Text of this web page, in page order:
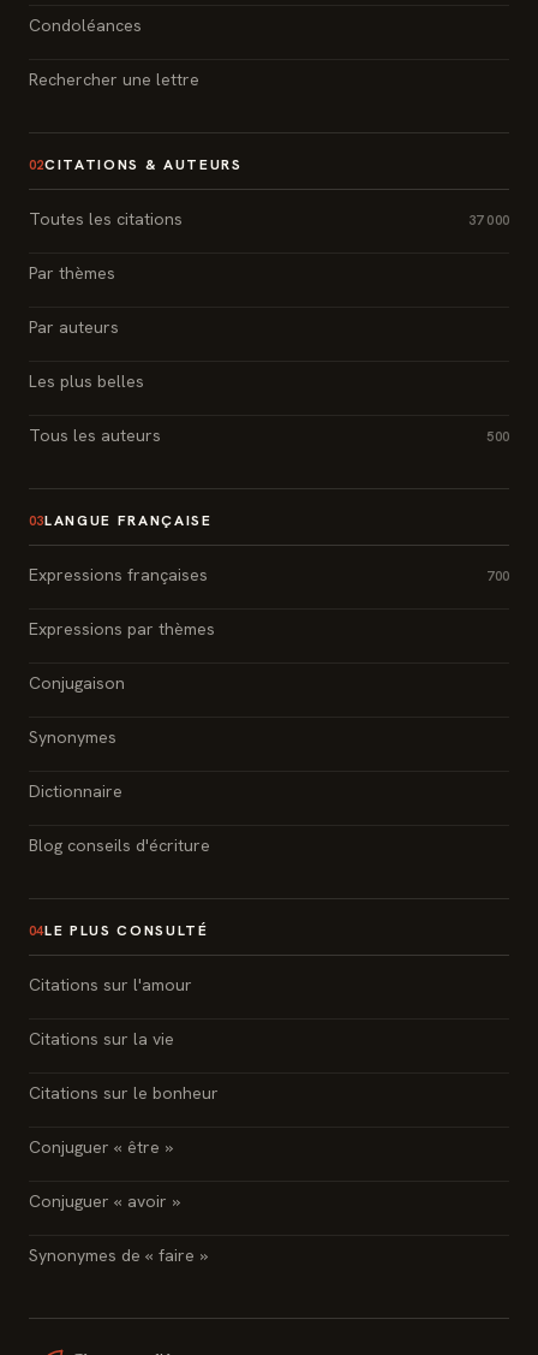
Condoléances
Rechercher une lettre
02CITATIONS & AUTEURS
Toutes les citations 37 000
Par thèmes
Par auteurs
Les plus belles
Tous les auteurs 500
03LANGUE FRANÇAISE
Expressions françaises 700
Expressions par thèmes
Conjugaison
Synonymes
Dictionnaire
Blog conseils d'écriture
04LE PLUS CONSULTÉ
Citations sur l'amour
Citations sur la vie
Citations sur le bonheur
Conjuguer « être »
Conjuguer « avoir »
Synonymes de « faire »